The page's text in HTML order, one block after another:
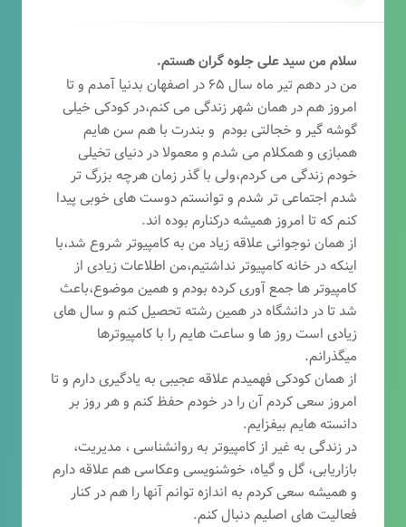
سلام من سید علی جلوه گران هستم.
من در دهم تیر ماه سال ۶۵ در اصفهان بدنیا آمدم و تا
امروز هم در همان شهر زندگی می کنم،در کودکی خیلی
گوشه گیر و خجالتی بودم و بندرت با هم سن هایم
همبازی و همکلام می شدم و معمولا در دنیای تخیلی
خودم زندگی می کردم،ولی با گذر زمان هرچه بزرگ تر
شدم اجتماعی تر شدم و توانستم دوست های خوبی پیدا
کنم که تا امروز همیشه درکنارم بوده اند.
از همان نوجوانی علاقه زیاد من به کامپیوتر شروع شد،با
اینکه در خانه کامپیوتر نداشتیم،من اطلاعات زیادی از
کامپیوتر ها جمع آوری کرده بودم و همین موضوع،باعث
شد تا در دانشگاه در همین رشته تحصیل کنم و سال های
زیادی است روز ها و ساعت هایم را با کامپیوترها
میگذرانم.
از همان کودکی فهمیدم علاقه عجیبی به یادگیری دارم و تا
امروز سعی کردم آن را در خودم حفظ کنم و هر روز بر
دانسته هایم بیفزایم.
در زندگی به غیر از کامپیوتر به روانشناسی ، مدیریت،
بازاریابی، گل و گیاه، خوشنویسی وعکاسی هم علاقه دارم
و همیشه سعی کردم به اندازه توانم آنها را هم در کنار
فعالیت های اصلیم دنبال کنم.